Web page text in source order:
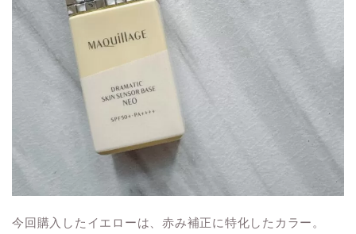
今回購入したイエローは、赤み補正に特化したカラー。